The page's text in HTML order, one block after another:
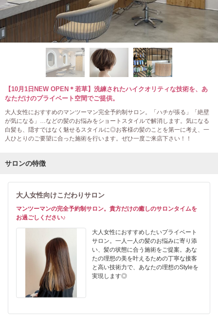
【10月1日NEW OPEN＊若草】洗練されたハイクオリティな技術を、あ
なただけのプライベート空間でご提供。
大人女性におすすめのマンツーマン完全予約制サロン。「ハチが張る」「絶壁
が気になる」…などの髪のお悩みをショートスタイルで解消します。気になる
白髪も、隠すではなく魅せるスタイルに◎お客様の髪のことを第一に考え、一
人ひとりのご要望に合った施術を行います。ぜひ一度ご来店下さい！！
サロンの特徴
大人女性向けこだわりサロン
マンツーマンの完全予約制サロン。貴方だけの癒しのサロンタイムを
お過ごしください♪
大人女性におすすめしたいプライベート
サロン。一人一人の髪のお悩みに寄り添
い、髪の状態に合う施術をご提案。あな
たの理想の美を叶えるための丁寧な接客
と高い技術力で、あなたの理想のStyleを
実現します◎